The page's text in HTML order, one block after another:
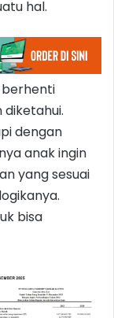
hal.
dengan
anak ingin
yang sesuai
bisa